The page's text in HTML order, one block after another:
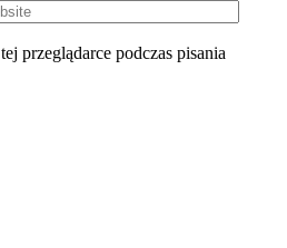
przeglądarce podczas pisania